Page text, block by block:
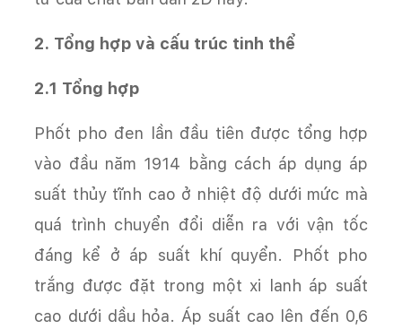
2. Tổng hợp và cấu trúc tinh thể
2.1 Tổng hợp
Phốt pho đen lần đầu tiên được tổng hợp
vào đầu năm 1914 bằng cách áp dụng áp
suất thủy tĩnh cao ở nhiệt độ dưới mức mà
quá trình chuyển đổi diễn ra với vận tốc
đáng kể ở áp suất khí quyển. Phốt pho
trắng được đặt trong một xi lanh áp suất
cao dưới dầu hỏa. Áp suất cao lên đến 0,6